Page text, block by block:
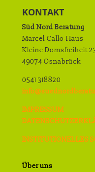
KONTAKT
Süd Nord Beratung
Marcel-Callo-Haus
Kleine Domsfreiheit
49074 Osnabrück
0541 318820
IMPRESSUM
INSTITUTIONELLES
Über uns